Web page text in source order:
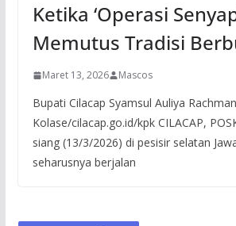
Ketika ‘Operasi
Memutus Tradisi
Maret 13, 2026 Mascos
Bupati Cilacap Syamsul Auliya
Kolase/cilacap.go.id/kpk CILACAP,
siang (13/3/2026) di pesisir selatan
seharusnya berjalan